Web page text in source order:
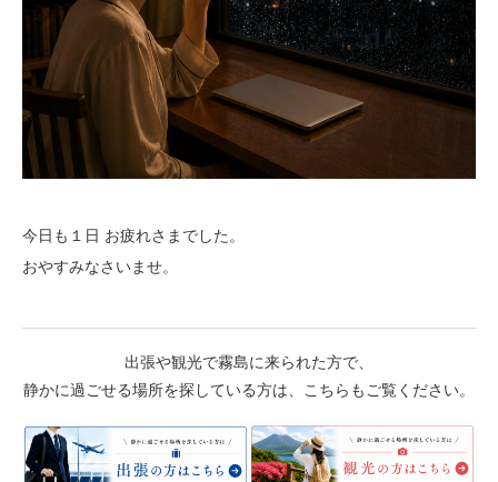
今日も１日 お疲れさまでした。
おやすみなさいませ。
出張や観光で霧島に来られた方で、
静かに過ごせる場所を探している方は、こちらもご覧ください。